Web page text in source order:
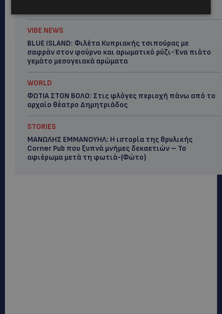
VIBE NEWS
BLUE ISLAND: Φιλέτα Κυπριακής τσιπούρας με
σαφράν στον φούρνο και αρωματικό ρύζι-Ένα πιάτο
γεμάτο μεσογειακά αρώματα
WORLD
ΦΩΤΙΑ ΣΤΟΝ ΒΟΛΟ: Στις φλόγες περιοχή πάνω από το
αρχαίο θέατρο Δημητριάδος
STORIES
ΜΑΝΩΛΗΣ ΕΜΜΑΝΟΥΗΛ: Η ιστορία της θρυλικής
Corner Pub που ξυπνά μνήμες δεκαετιών – Το
αφιέρωμα μετά τη φωτιά-(Φώτο)